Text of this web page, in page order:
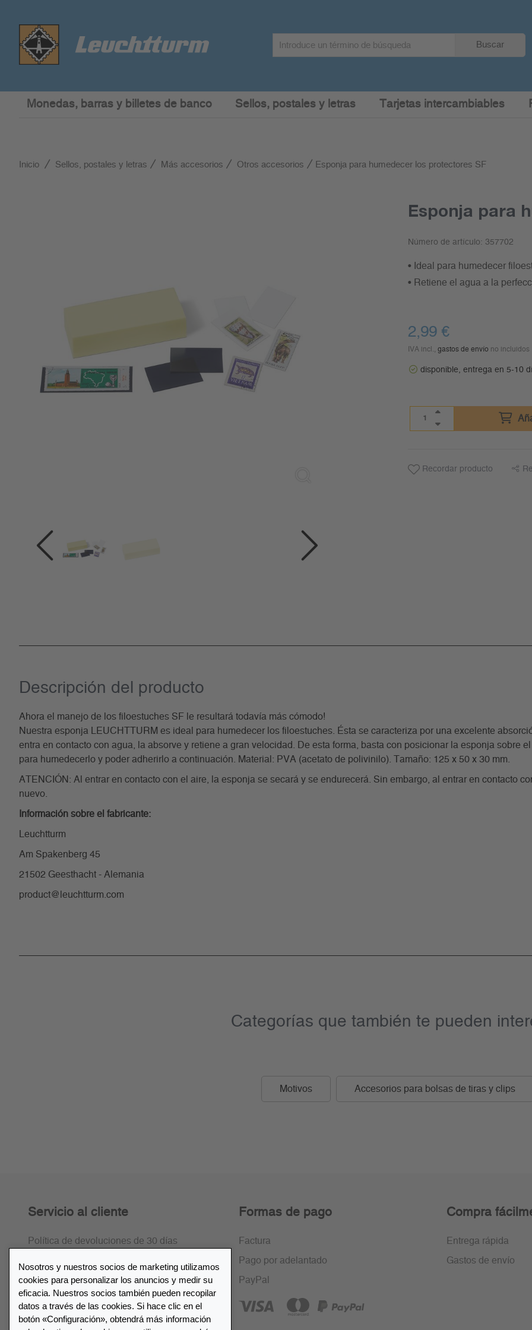
Buscar
Monedas, barras y billetes de banco Sellos, postales y letras Tarjetas intercambiables
Inicio Sellos, postales y letras Más accesorios Otros accesorios Esponja para humedecer los protectores SF
Esponja para
Número de artículo: 357702
• Ideal para humedecer
• Retiene el agua a la
2,99 €
IVA incl., gastos de envío no incluidos
disponible, entrega en 5-10
Recordar producto
Descripción del producto
Ahora el manejo de los filoestuches SF le resultará todavía más cómodo!
Nuestra esponja LEUCHTTURM es ideal para humedecer los filoestuches. Ésta se caracteriza por una excelente
entra en contacto con agua, la absorve y retiene a gran velocidad. De esta forma, basta con posicionar la esponja sobre
para humedecerlo y poder adherirlo a continuación. Material: PVA (acetato de polivinilo). Tamaño: 125 x 50 x 30 mm.
ATENCIÓN: Al entrar en contacto con el aire, la esponja se secará y se endurecerá. Sin embargo, al entrar en contacto
nuevo.
Información sobre el fabricante:
Leuchtturm
Am Spakenberg 45
21502 Geesthacht - Alemania
product@leuchtturm.com
Categorías que también te pueden
Motivos Accesorios para bolsas de tiras y clips
Servicio al cliente
Política de devoluciones de 30 días
Preguntas frecuentes
Formas de pago
Factura
Pago por adelantado
PayPal
Compra
Entrega rápida
Gastos de envío
Nosotros y nuestros socios de marketing utilizamos
cookies para personalizar los anuncios y medir su
eficacia. Nuestros socios también pueden recopilar
datos a través de las cookies. Si hace clic en el
botón «Configuración», obtendrá más información